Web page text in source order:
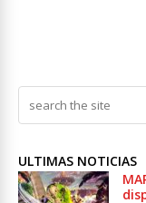
ULTIMAS NOTICIAS